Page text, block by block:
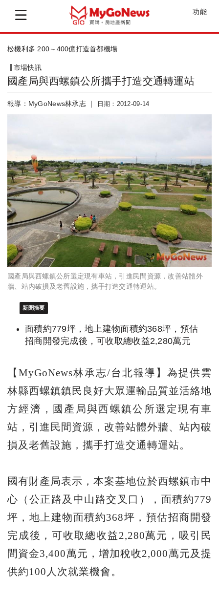
功能
松機利多 200～400億打造首都機場
市場快訊
國產局與西螺鎮公所攜手打造交通轉運站
報導：MyGoNews林承志 ｜ 日期：2012-09-14
國產局與西螺鎮公所選定現有車站，引進民間資源，改善站體外
牆、站內破損及老舊設施，攜手打造交通轉運站。
新聞摘要
面積約779坪，地上建物面積約368坪，預估
招商開發完成後，可收取總收益2,280萬元
【MyGoNews林承志/台北報導】為提供雲
林縣西螺鎮鎮民良好大眾運輸品質並活絡地
方經濟，國產局與西螺鎮公所選定現有車
站，引進民間資源，改善站體外牆、站內破
損及老舊設施，攜手打造交通轉運站。
國有財產局表示，本案基地位於西螺鎮市中
心（公正路及中山路交叉口），面積約779
坪，地上建物面積約368坪，預估招商開發
完成後，可收取總收益2,280萬元，吸引民
間資金3,400萬元，增加稅收2,000萬元及提
供約100人次就業機會。